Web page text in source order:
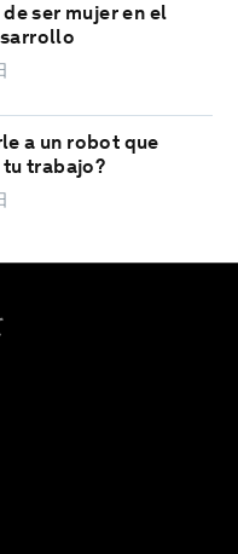
ser mujer en el
a un robot que
trabajo?